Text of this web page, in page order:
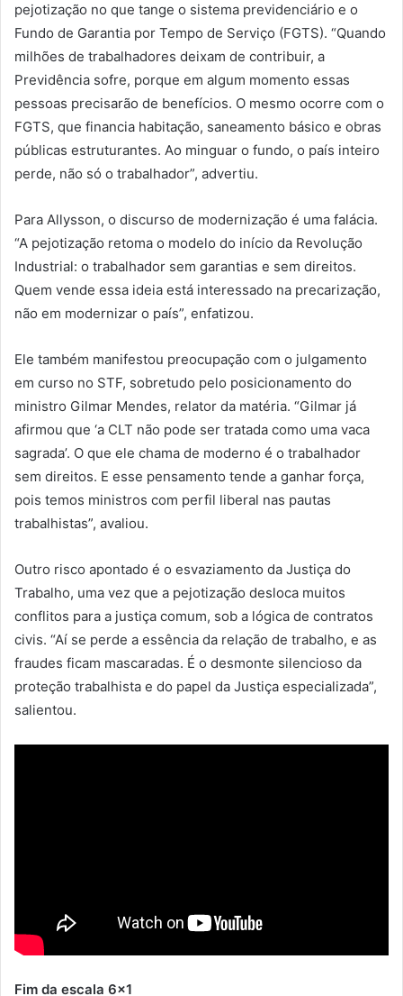
pejotização no que tange o sistema previdenciário e o
Fundo de Garantia por Tempo de Serviço (FGTS). “Quando
milhões de trabalhadores deixam de contribuir, a
Previdência sofre, porque em algum momento essas
pessoas precisarão de benefícios. O mesmo ocorre com o
FGTS, que financia habitação, saneamento básico e obras
públicas estruturantes. Ao minguar o fundo, o país inteiro
perde, não só o trabalhador”, advertiu.
Para Allysson, o discurso de modernização é uma falácia.
“A pejotização retoma o modelo do início da Revolução
Industrial: o trabalhador sem garantias e sem direitos.
Quem vende essa ideia está interessado na precarização,
não em modernizar o país”, enfatizou.
Ele também manifestou preocupação com o julgamento
em curso no STF, sobretudo pelo posicionamento do
ministro Gilmar Mendes, relator da matéria. “Gilmar já
afirmou que ‘a CLT não pode ser tratada como uma vaca
sagrada’. O que ele chama de moderno é o trabalhador
sem direitos. E esse pensamento tende a ganhar força,
pois temos ministros com perfil liberal nas pautas
trabalhistas”, avaliou.
Outro risco apontado é o esvaziamento da Justiça do
Trabalho, uma vez que a pejotização desloca muitos
conflitos para a justiça comum, sob a lógica de contratos
civis. “Aí se perde a essência da relação de trabalho, e as
fraudes ficam mascaradas. É o desmonte silencioso da
proteção trabalhista e do papel da Justiça especializada”,
salientou.
Fim da escala 6×1